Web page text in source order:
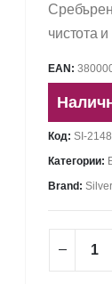
чистота
EAN:
Код:SI-2148
Категории:
Brand: